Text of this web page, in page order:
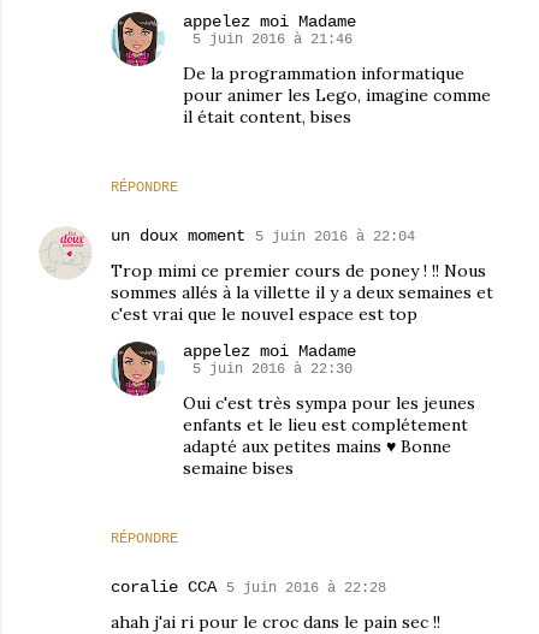
RÉPONDRE
appelez moi Madame
5 juin 2016 à 21:46
De la programmation informatique
pour animer les Lego, imagine comme
il était content, bises
un doux moment 5 juin 2016 à 22:04
Trop mimi ce premier cours de poney ! !! Nous
sommes allés à la villette il y a deux semaines et
c'est vrai que le nouvel espace est top
RÉPONDRE
appelez moi Madame
5 juin 2016 à 22:30
Oui c'est très sympa pour les jeunes
enfants et le lieu est complétement
adapté aux petites mains ♥ Bonne
semaine bises
coralie CCA 5 juin 2016 à 22:28
ahah j'ai ri pour le croc dans le pain sec !!